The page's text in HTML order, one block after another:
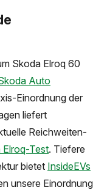
Skoda Elroq 60
Auto
Einordnung der
liefert
Reichweiten-
Elroq-Test. Tiefere
bietet InsideEVs
unsere Einordnung